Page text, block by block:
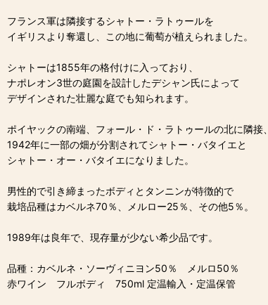
フランス軍は隣接するシャトー・ラトゥールを
イギリスより奪還し、この地に葡萄が植えられました。
シャトーは1855年の格付けに入っており、
ナポレオン3世の庭園を設計したデシャン氏によって
デザインされた壮麗な庭でも知られます。
ポイヤックの南端、フォール・ド・ラトゥールの北に隣接、
1942年に一部の畑が分割されてシャトー・バタイエと
シャトー・オー・バタイエになりました。
男性的で引き締まったボディとタンニンが特徴的で
栽培品種はカベルネ70％、メルロー25％、その他5％。
1989年は良年で、現存量が少ない希少品です。
品種：カベルネ・ソーヴィニヨン50％ メルロ50％
赤ワイン フルボディ 750ml 定温輸入・定温保管